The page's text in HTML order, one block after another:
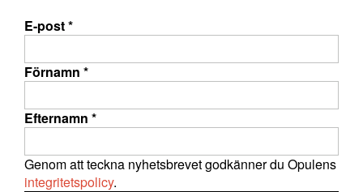
E-post*
Förnamn *
Efternamn *
Genom att teckna nyhetsbrevet godkänner du Opulens
integritetspolicy.